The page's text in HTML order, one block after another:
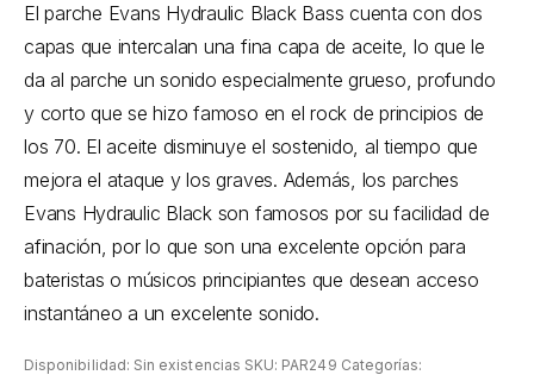
El parche Evans Hydraulic Black Bass cuenta con dos
capas que intercalan una fina capa de aceite, lo que le
da al parche un sonido especialmente grueso, profundo
y corto que se hizo famoso en el rock de principios de
los 70. El aceite disminuye el sostenido, al tiempo que
mejora el ataque y los graves. Además, los parches
Evans Hydraulic Black son famosos por su facilidad de
afinación, por lo que son una excelente opción para
bateristas o músicos principiantes que desean acceso
instantáneo a un excelente sonido.
Disponibilidad: Sin existencias SKU: PAR249 Categorías: